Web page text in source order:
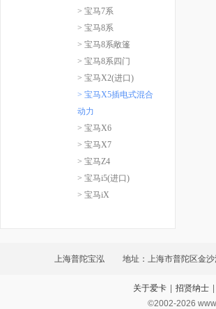
> 宝马7系
> 宝马8系
> 宝马8系敞篷
> 宝马8系四门
> 宝马X2(进口)
> 宝马X5插电式混合
动力
> 宝马X6
> 宝马X7
> 宝马Z4
> 宝马i5(进口)
> 宝马iX
上海普陀宝泓 地址：上海市普陀区金沙
关于爱卡 招贤纳士
©2002-2026